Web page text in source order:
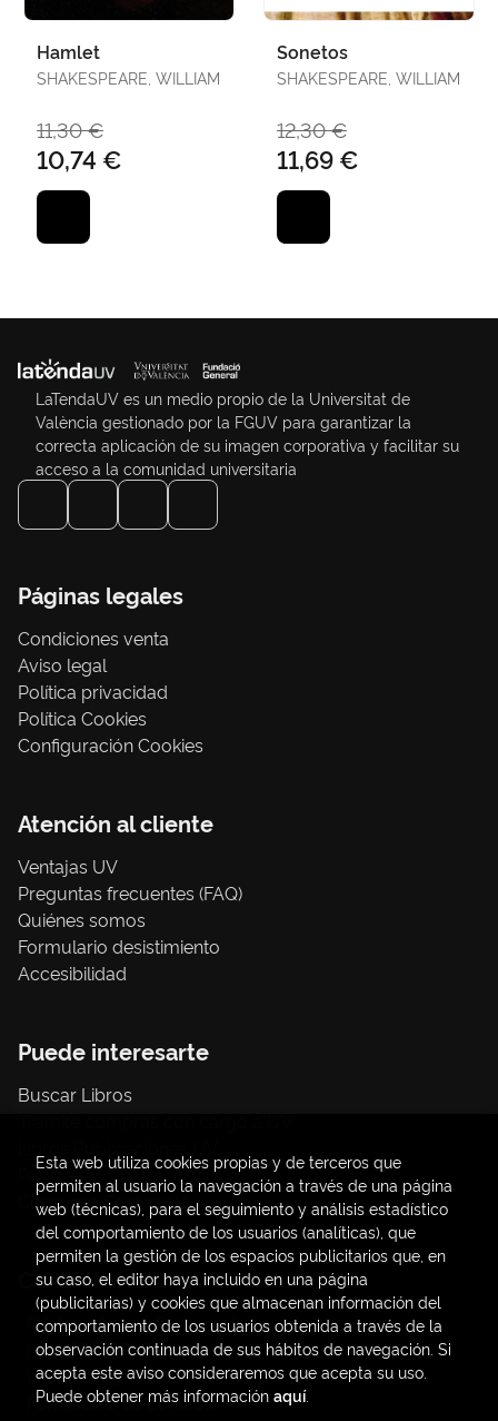
Hamlet
SHAKESPEARE, WILLIAM
11,30 €
10,74 €
Sonetos
SHAKESPEARE, WILLIAM
12,30 €
11,69 €
LaTendaUV es un medio propio de la Universitat de
València gestionado por la FGUV para garantizar la
correcta aplicación de su imagen corporativa y facilitar su
acceso a la comunidad universitaria
Páginas legales
Condiciones venta
Aviso legal
Política privacidad
Política Cookies
Configuración Cookies
Atención al cliente
Ventajas UV
Preguntas frecuentes (FAQ)
Quiénes somos
Formulario desistimiento
Accesibilidad
Puede interesarte
Buscar Libros
Papelería / material oficina
Consumo Sostenible
Contacto
C/ Amadeo de Saboya, 4
(+34) 963828968
latendauv@fundacio.es
Formulario de contacto
Esta web utiliza cookies propias y de terceros que
permiten al usuario la navegación a través de una página
web (técnicas), para el seguimiento y análisis estadístico
del comportamiento de los usuarios (analíticas), que
permiten la gestión de los espacios publicitarios que, en
su caso, el editor haya incluido en una página
(publicitarias) y cookies que almacenan información del
comportamiento de los usuarios obtenida a través de la
observación continuada de sus hábitos de navegación. Si
acepta este aviso consideraremos que acepta su uso.
Puede obtener más información aquí.